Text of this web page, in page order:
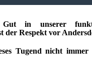
in unserer
der Respekt vor
Tugend nicht immer